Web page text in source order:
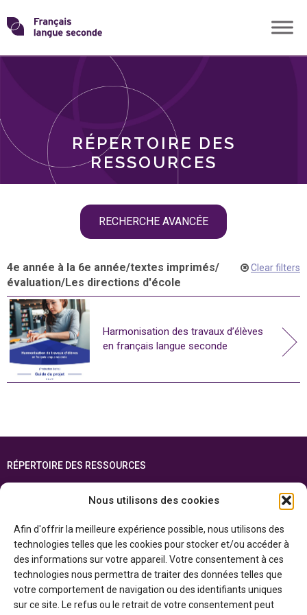
Nous utilisons des cookies
Afin d'offrir la meilleure expérience possible, nous utilisons des
technologies telles que les cookies pour stocker et/ou accéder à
des informations sur votre appareil. Votre consentement à ces
technologies nous permettra de traiter des données telles que
votre comportement de navigation ou des identifiants uniques
sur ce site. Le refus ou le retrait de votre consentement peut
Skip
toTransformons
langue
RÉPERTOIRE DES
RESSOURCES
RECHERCHE AVANCÉE
THÈMES
4e année à la 6e année/textes imprimés/
évaluation/Les directions d'école
Clear filters
Harmonisation des travaux d’élèves
en français langue seconde
RÉPERTOIRE DES RESSOURCES
ENGLISH
Cette ressource est réalisée grâce au soutien financier du gouvernement de
l’Ontario et du gouvernement duCanada par l’entremise du ministère du
Patrimoine canadien